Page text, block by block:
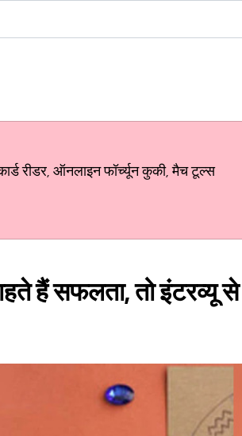
रीडर, ऑनलाइन फॉर्च्यून कुकी, मैच टूल्स
चाहते हैं सफलता, तो